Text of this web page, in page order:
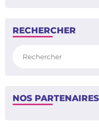
RECHERCHER
NOS PARTENAIRES